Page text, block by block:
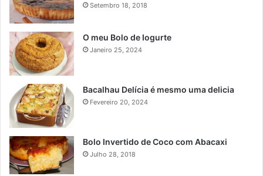
Setembro 18, 2018
O meu Bolo de Iogurte
Janeiro 25, 2024
Bacalhau Delícia é mesmo uma delicia
Fevereiro 20, 2024
Bolo Invertido de Coco com Abacaxi
Julho 28, 2018